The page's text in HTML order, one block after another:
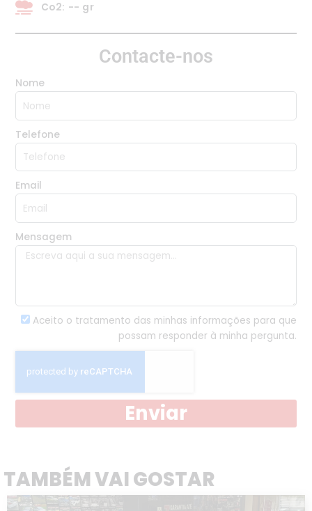
Co2: -- gr
Contacte-nos
Nome
Telefone
Email
Mensagem
Aceito o tratamento das minhas informações para que
possam responder à minha pergunta.
Enviar
TAMBÉM VAI GOSTAR